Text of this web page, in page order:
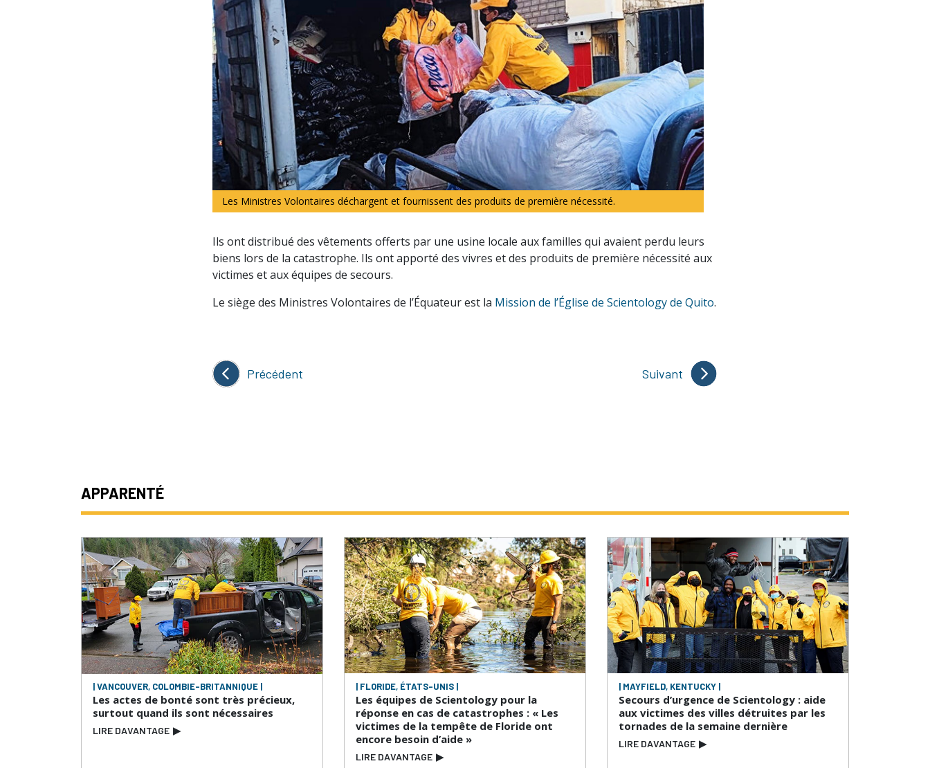
Les Ministres Volontaires déchargent et fournissent des produits de première nécessité.
Ils ont distribué des vêtements offerts par une usine locale aux familles qui avaient perdu leurs
biens lors de la catastrophe. Ils ont apporté des vivres et des produits de première nécessité aux
victimes et aux équipes de secours.
Le siège des Ministres Volontaires de l’Équateur est la Mission de l’Église de Scientology de Quito.
Précédent Suivant
APPARENTÉ
| VANCOUVER, COLOMBIE-BRITANNIQUE |
Les actes de bonté sont très précieux,
surtout quand ils sont nécessaires
LIRE DAVANTAGE ▶
| FLORIDE, ÉTATS-UNIS |
Les équipes de Scientology pour la
réponse en cas de catastrophes : « Les
victimes de la tempête de Floride ont
encore besoin d’aide »
LIRE DAVANTAGE ▶
| MAYFIELD, KENTUCKY |
Secours d’urgence de Scientology : aide
aux victimes des villes détruites par les
tornades de la semaine dernière
LIRE DAVANTAGE ▶